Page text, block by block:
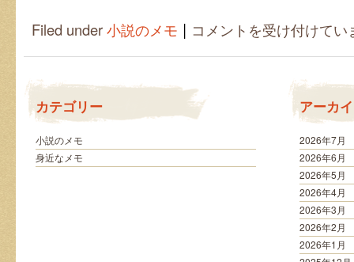
Filed under小説のメモ |
ほ
お
戯
れ
い
思
コメントを受け付けてい
カテゴリー
小説のメモ
身近なメモ
アーカ
2026年7月
2026年6月
2026年5月
2026年4月
2026年3月
2026年2月
2026年1月